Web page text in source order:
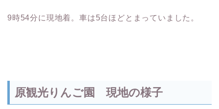
9時54分に現地着。車は5台ほどとまっていました。
原観光りんご園 現地の様子